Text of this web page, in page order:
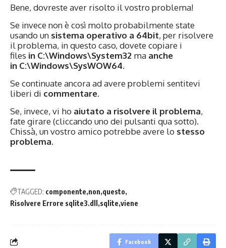
Bene, dovreste aver risolto il vostro problema!
Se invece non è così molto probabilmente state
usando un sistema operativo a 64bit, per risolvere
il problema, in questo caso, dovete copiare i
files in C:\Windows\System32 ma anche
in C:\Windows\SysWOW64.
Se continuate ancora ad avere problemi sentitevi
liberi di commentare.
Se, invece, vi ho aiutato a risolvere il problema,
fate girare (cliccando uno dei pulsanti qua sotto).
Chissà, un vostro amico potrebbe avere lo stesso
problema.
TAGGED: componente non questo
Risolvere Errore sqlite3.dll
sqlite viene
Facebook